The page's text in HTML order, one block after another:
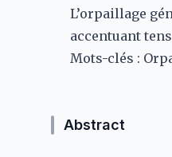
L’orpaillage
accentuant
Mots-clés :
Abstract